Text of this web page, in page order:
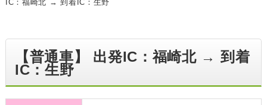
IC：福崎北 → 到着IC：生野
【普通車】 出発IC：福崎北 → 到着
IC：生野